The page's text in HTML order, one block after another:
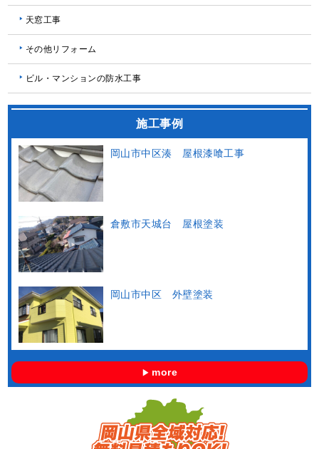
天窓工事
その他リフォーム
ビル・マンションの防水工事
施工事例
岡山市中区湊 屋根漆喰工事
倉敷市天城台 屋根塗装
岡山市中区 外壁塗装
more